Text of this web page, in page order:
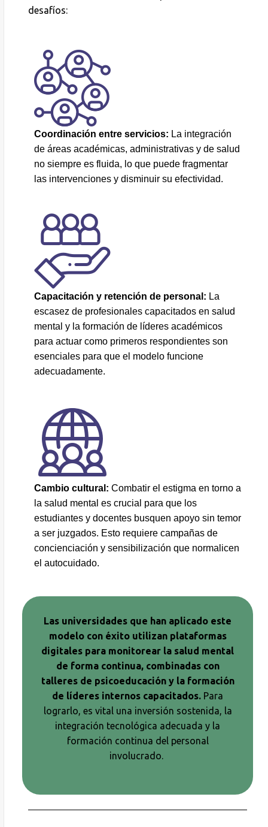
desafíos:
Coordinación entre servicios: La integración
de áreas académicas, administrativas y de salud
no siempre es fluida, lo que puede fragmentar
las intervenciones y disminuir su efectividad.
Capacitación y retención de personal: La
escasez de profesionales capacitados en salud
mental y la formación de líderes académicos
para actuar como primeros respondientes son
esenciales para que el modelo funcione
adecuadamente.
Cambio cultural: Combatir el estigma en torno a
la salud mental es crucial para que los
estudiantes y docentes busquen apoyo sin temor
a ser juzgados. Esto requiere campañas de
concienciación y sensibilización que normalicen
el autocuidado.
Las universidades que han aplicado este
modelo con éxito utilizan plataformas
digitales para monitorear la salud mental
de forma continua, combinadas con
talleres de psicoeducación y la formación
de líderes internos capacitados. Para
lograrlo, es vital una inversión sostenida, la
integración tecnológica adecuada y la
formación continua del personal
involucrado.